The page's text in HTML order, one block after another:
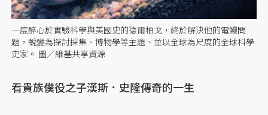
一度醉心於實驗科學與美國史的德爾柏戈，終於解決他的電鰻問
題，蛻變為探討採集、博物學等主題、並以全球為尺度的全球科學
史家。 圖／維基共享資源
看貴族僕役之子漢斯．史隆傳奇的一生